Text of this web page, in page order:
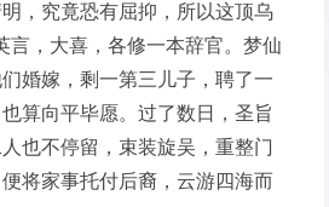
，究竟恐有屈抑，所以这顶乌
言，大喜，各修一本辞官。梦仙
婚嫁，剩一第三儿子，聘了一
算向平毕愿。过了数日，圣旨
也不停留，束装旋吴，重整门
将家事托付后裔，云游四海而